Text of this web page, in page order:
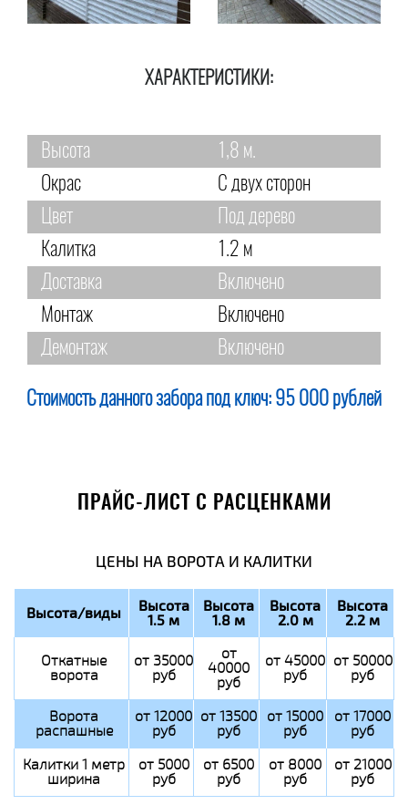
ХАРАКТЕРИСТИКИ:
Высота
1,8 м.
Окрас
С двух сторон
Цвет
Под дерево
Калитка
1.2 м
Доставка
Включено
Монтаж
Включено
Демонтаж
Включено
Стоимость данного забора под ключ: 95 000 рублей
ПРАЙС-ЛИСТ С РАСЦЕНКАМИ
ЦЕНЫ НА ВОРОТА И КАЛИТКИ
Высота/виды Высота
1.5 м
Высота
1.8 м
Высота
2.0 м
Высота
2.2 м
Откатные
ворота
от 35000
руб
от
40000
руб
от 45000
руб
от 50000
руб
Ворота
распашные
от 12000
руб
от 13500
руб
от 15000
руб
от 17000
руб
Калитки 1 метр
ширина
от 5000
руб
от 6500
руб
от 8000
руб
от 21000
руб